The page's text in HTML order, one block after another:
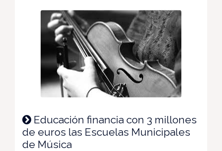
Educación financia con 3 millones
de euros las Escuelas Municipales
de Música